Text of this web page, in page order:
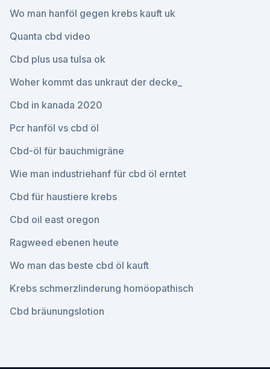
Wo man hanföl gegen krebs kauft uk
Quanta cbd video
Cbd plus usa tulsa ok
Woher kommt das unkraut der decke_
Cbd in kanada 2020
Pcr hanföl vs cbd öl
Cbd-öl für bauchmigräne
Wie man industriehanf für cbd öl erntet
Cbd für haustiere krebs
Cbd oil east oregon
Ragweed ebenen heute
Wo man das beste cbd öl kauft
Krebs schmerzlinderung homöopathisch
Cbd bräunungslotion